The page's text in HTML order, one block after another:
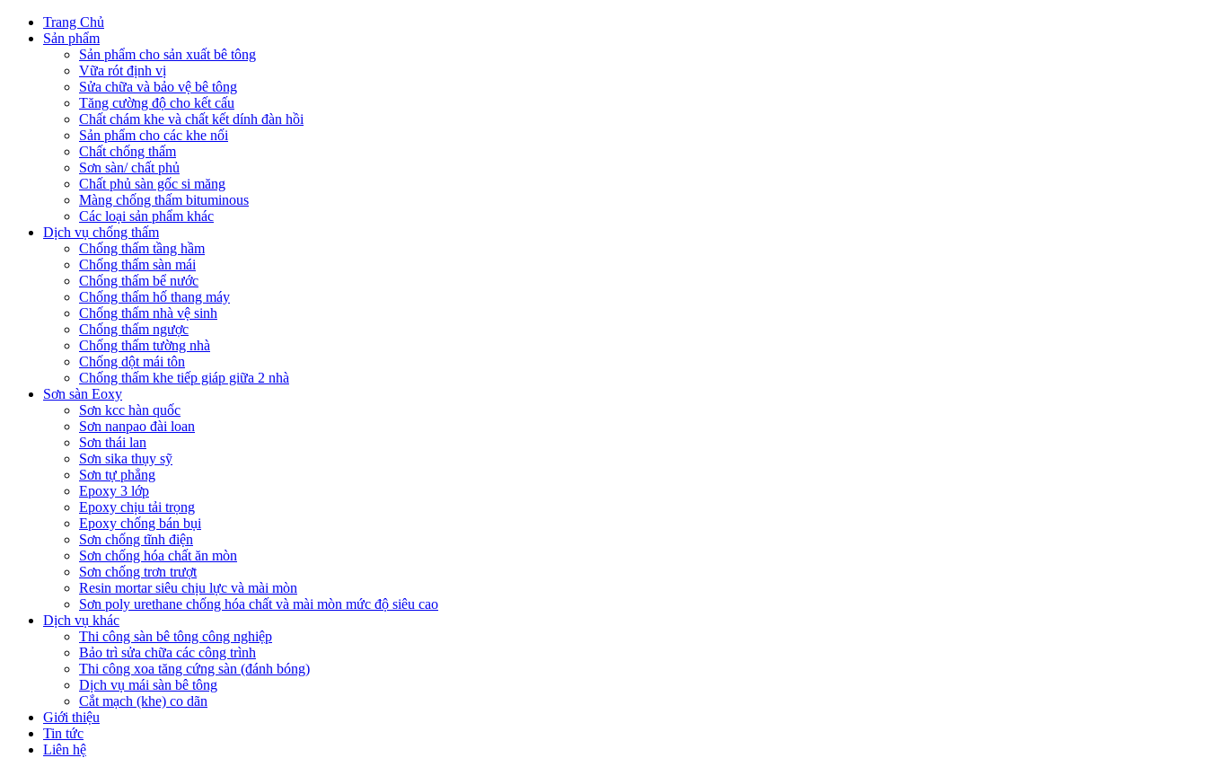
Trang Chủ
Sản phẩm
Sản phẩm cho sản xuất bê tông
Vữa rót định vị
Sửa chữa và bảo vệ bê tông
Tăng cường độ cho kết cấu
Chất chám khe và chất kết dính đàn hồi
Sản phẩm cho các khe nối
Chất chống thấm
Sơn sàn/ chất phủ
Chất phủ sàn gốc si măng
Màng chống thấm bituminous
Các loại sản phẩm khác
Dịch vụ chống thấm
Chống thấm tầng hầm
Chống thấm sàn mái
Chống thấm bể nước
Chống thấm hố thang máy
Chống thấm nhà vệ sinh
Chống thấm ngược
Chống thấm tường nhà
Chống dột mái tôn
Chống thấm khe tiếp giáp giữa 2 nhà
Sơn sàn Eoxy
Sơn kcc hàn quốc
Sơn nanpao đài loan
Sơn thái lan
Sơn sika thụy sỹ
Sơn tự phẳng
Epoxy 3 lớp
Epoxy chịu tải trọng
Epoxy chống bán bụi
Sơn chống tĩnh điện
Sơn chống hóa chất ăn mòn
Sơn chống trơn trượt
Resin mortar siêu chịu lực và mài mòn
Sơn poly urethane chống hóa chất và mài mòn mức độ siêu cao
Dịch vụ khác
Thi công sàn bê tông công nghiệp
Bảo trì sửa chữa các công trình
Thi công xoa tăng cứng sàn (đánh bóng)
Dịch vụ mái sàn bê tông
Cắt mạch (khe) co dãn
Giới thiệu
Tin tức
Liên hệ